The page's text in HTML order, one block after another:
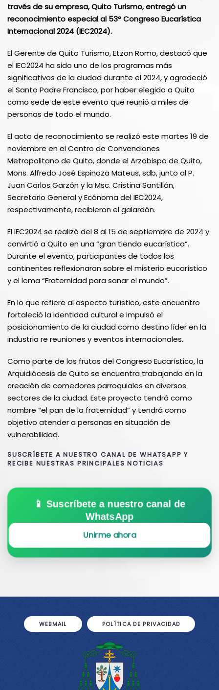
través de su empresa, Quito Turismo, entregó un
reconocimiento especial al 53° Congreso Eucarística
Internacional 2024 (IEC2024).
El Gerente de Quito Turismo, Etzon Romo, destacó que
el IEC2024 ha sido uno de los programas más
significativos de la ciudad durante el 2024, y agradeció
el Santo Padre Francisco, por haber elegido a Quito
como sede de este evento que reunió a miles de
personas de todo el mundo.
El acto de reconocimiento se realizó este martes 19 de
noviembre en el Centro de Convenciones
Metropolitano de Quito, donde el Arzobispo de Quito,
Mons. Alfredo José Espinoza Mateus, sdb, junto al P.
Juan Carlos Garzón y la Msc. Cristina Santillán,
Secretario General y Ecónoma del IEC2024,
respectivamente, recibieron el galardón.
El IEC2024 se realizó del 8 al 15 de septiembre de 2024 y
convirtió a Quito en una “gran tienda eucarística”.
Durante el evento, participantes de todos los
continentes reflexionaron sobre el misterio eucarístico
y el lema “Fraternidad para sanar el mundo”.
En lo que refiere al aspecto turístico, este encuentro
fortaleció la identidad cultural e impulsó el
posicionamiento de la ciudad como destino líder en la
industria re reuniones y eventos internacionales.
Como parte de los frutos del Congreso Eucarístico, la
Arquidiócesis de Quito se encuentra trabajando en la
creación de comedores parroquiales en diversos
sectores de la ciudad. Este proyecto tendrá como
nombre “el pan de la fraternidad” y tendrá como
objetivo atender a personas en situación de
vulnerabilidad.
SUSCRÍBETE A NUESTRO CANAL DE WHATSAPP Y
RECIBE NUESTRAS PRINCIPALES NOTICIAS
📱 Suscríbete a nuestro canal de
WhatsApp
Unirme ahora
WEBMAIL POLÍTICA DE PRIVACIDAD